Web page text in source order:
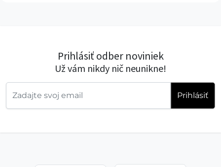
Prihlásiť odber noviniek
Už vám nikdy nič neunikne!
Prihlásiť